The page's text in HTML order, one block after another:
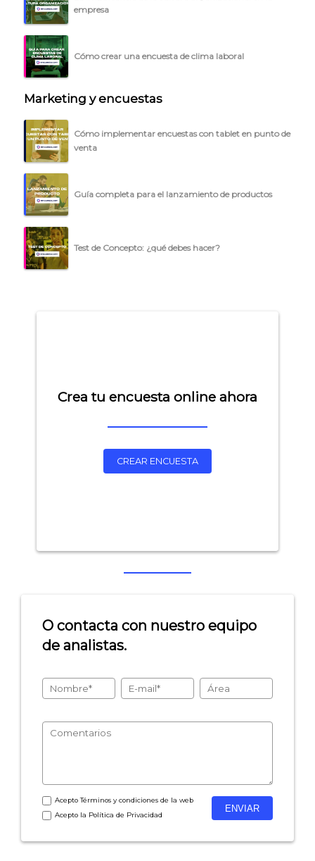
BLOG
ACCEDER →
- Encuestas de NPS
- Encuestas de satisfacción de cliente
- Investigación de mercados
empresa
Cómo crear una encuesta de clima laboral
Marketing y encuestas
Cómo implementar encuestas con tablet en punto de
venta
Guía completa para el lanzamiento de productos
Test de Concepto: ¿qué debes hacer?
Crea tu encuesta online ahora
CREAR ENCUESTA
O contacta con nuestro equipo
de analistas.
AceptoTérminos y condicionesde la web
Acepto la Política de Privacidad